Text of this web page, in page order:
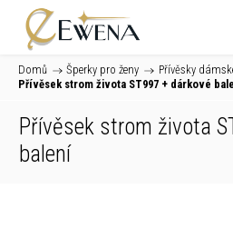
Domů / Šperky pro ženy / Přívěsky
Přívěsek strom života ST997 + dárkové
Přívěsek strom života
balení